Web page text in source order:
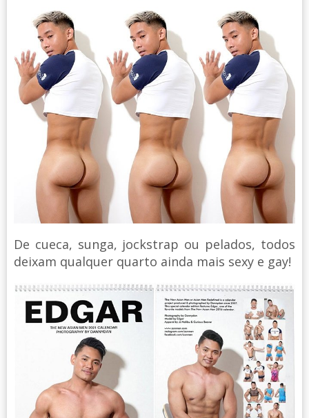
De cueca, sunga, jockstrap ou pelados, todos
deixam qualquer quarto ainda mais sexy e gay!